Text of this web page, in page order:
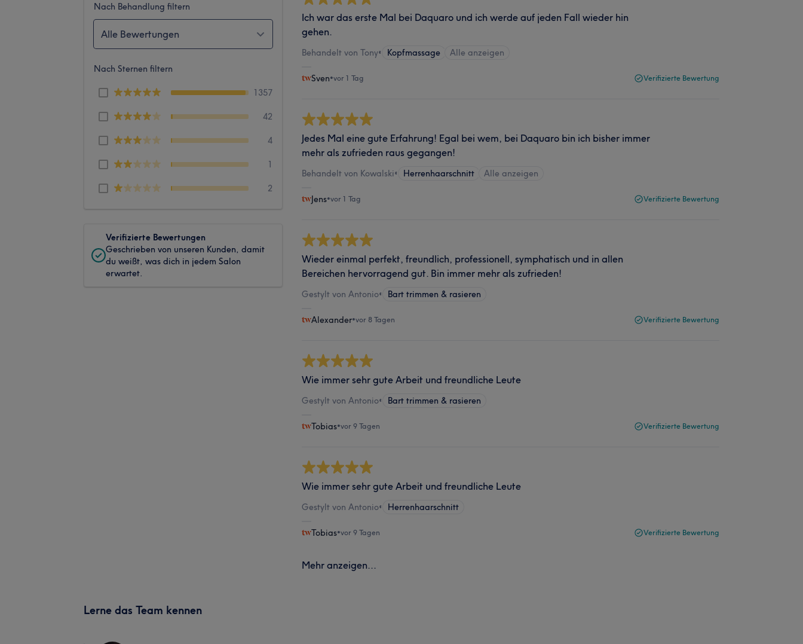
Nach Behandlung filtern
Alle Bewertungen
Nach Sternen filtern
1357
42
4
1
2
Verifizierte Bewertungen
Geschrieben von unseren Kunden, damit
du weißt, was dich in jedem Salon
erwartet.
Ich war das erste Mal bei Daquaro und ich werde auf jeden Fall wieder hin
gehen.
Behandelt von Tony• Kopfmassage Alle anzeigen
Sven•vor 1 Tag Verifizierte Bewertung
Jedes Mal eine gute Erfahrung! Egal bei wem, bei Daquaro bin ich bisher immer
mehr als zufrieden raus gegangen!
Behandelt von Kowalski• Herrenhaarschnitt Alle anzeigen
Jens•vor 1 Tag Verifizierte Bewertung
Wieder einmal perfekt, freundlich, professionell, symphatisch und in allen
Bereichen hervorragend gut. Bin immer mehr als zufrieden!
Gestylt von Antonio• Bart trimmen & rasieren
Alexander•vor 8 Tagen Verifizierte Bewertung
Wie immer sehr gute Arbeit und freundliche Leute
Gestylt von Antonio• Bart trimmen & rasieren
Tobias•vor 9 Tagen Verifizierte Bewertung
Wie immer sehr gute Arbeit und freundliche Leute
Gestylt von Antonio• Herrenhaarschnitt
Tobias•vor 9 Tagen Verifizierte Bewertung
Mehr anzeigen...
Lerne das Team kennen